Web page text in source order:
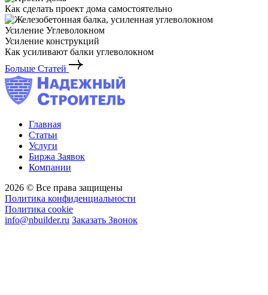
Как сделать проект дома самостоятельно
Усиление Углеволокном
Усиление конструкций
Как усиливают балки углеволокном
Больше Статей
Главная
Статьи
Услуги
Биржа Заявок
Компании
2026 © Все права защищены
Политика конфиденциальности
Политика cookie
info@nbuilder.ru Заказать Звонок